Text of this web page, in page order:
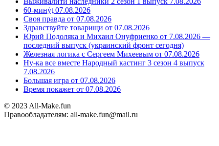
60-минẏƫ 07.08.2026
Своя правда от 07.08.2026
Здравствуйте товарищи от 07.08.2026
Юрий Подоляка и Михаил Онуфриенко от 7.08.2026 —
последний выпуск (украинский фронт сегодня)
Железная логика с Сергеем Михеевым от 07.08.2026
Ну-ка все вместе Народный кастинг 3 сезон 4 выпуск
7.08.2026
Большая игра от 07.08.2026
Время покажет от 07.08.2026
© 2023 All-Make.fun
Правообладателям: all-make.fun@mail.ru